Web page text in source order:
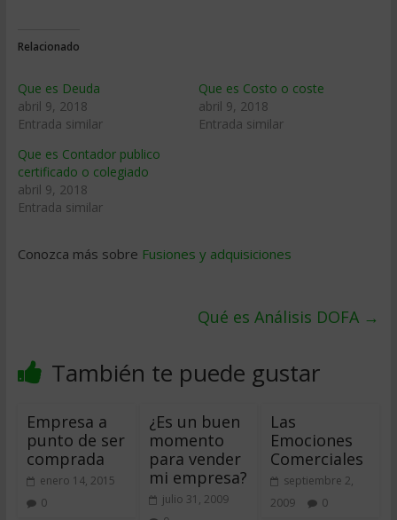
Relacionado
Que es Deuda
abril 9, 2018
Entrada similar
Que es Costo o coste
abril 9, 2018
Entrada similar
Que es Contador publico
certificado o colegiado
abril 9, 2018
Entrada similar
Conozca más sobre Fusiones y adquisiciones
Qué es Análisis DOFA →
También te puede gustar
Empresa a
punto de ser
comprada
enero 14, 2015
0
¿Es un buen
momento
para vender
mi empresa?
julio 31, 2009
Las
Emociones
Comerciales
septiembre 2,
2009
0